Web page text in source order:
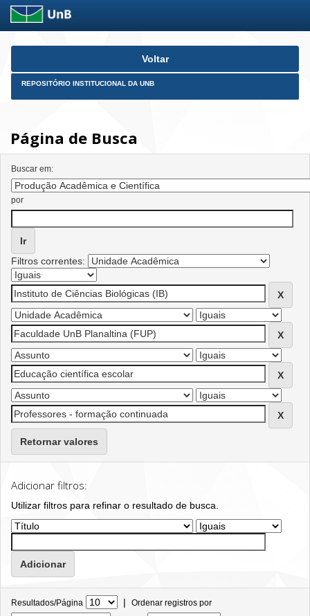
Skip
Voltar
REPOSITÓRIO INSTITUCIONAL DA UNB
Página de Busca
Buscar em:
por
Filtros correntes:
Retornar valores
Adicionar filtros:
Utilizar filtros para refinar o resultado de busca.
Resultados/Página | Ordenar registros por